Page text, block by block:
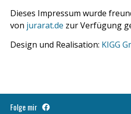
Dieses Impressum wurde
von jurarat.de zur Verfügung
Design und Realisation: KIGG
Folge mir